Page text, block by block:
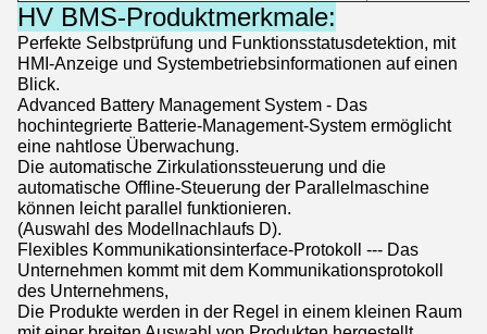
HV BMS-Produktmerkmale:
Perfekte Selbstprüfung und Funktionsstatusdetektion, mit
HMI-Anzeige und Systembetriebsinformationen auf einen
Blick.
Advanced Battery Management System - Das
hochintegrierte Batterie-Management-System ermöglicht
eine nahtlose Überwachung.
Die automatische Zirkulationssteuerung und die
automatische Offline-Steuerung der Parallelmaschine
können leicht parallel funktionieren.
(Auswahl des Modellnachlaufs D).
Flexibles Kommunikationsinterface-Protokoll --- Das
Unternehmen kommt mit dem Kommunikationsprotokoll
des Unternehmens,
Die Produkte werden in der Regel in einem kleinen Raum